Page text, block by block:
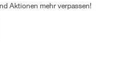
Aktionen mehr verpassen!